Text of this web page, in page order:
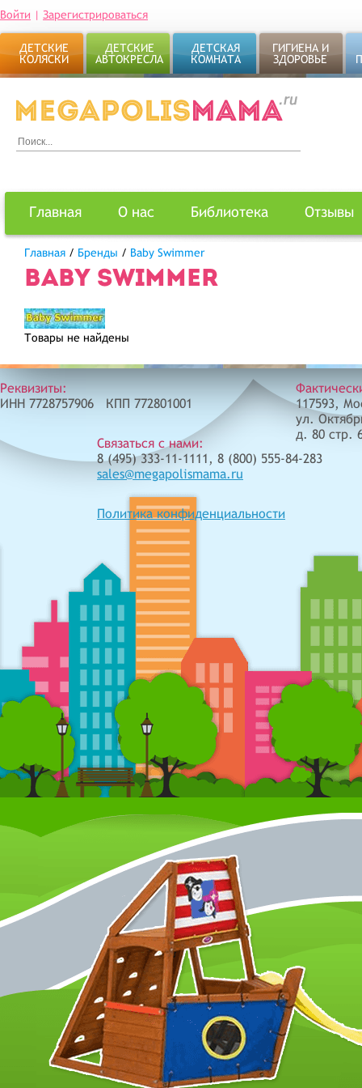
Войти | Зарегистрироваться
ДЕТСКИЕ
КОЛЯСКИ
ДЕТСКИЕ
АВТОКРЕСЛА
ДЕТСКАЯ
КОМНАТА
ГИГИЕНА И
ЗДОРОВЬЕ
Главная О нас Библиотека Отзывы
Главная / Бренды / Baby Swimmer
BABY SWIMMER
Товары не найдены
Реквизиты:
ИНН 7728757906 КПП 772801001
Связаться с нами:
8 (495) 333-11-1111, 8 (800) 555-84-283
sales@megapolismama.ru
Политика конфиденциальности
117593,
ул.
д. 80 стр.